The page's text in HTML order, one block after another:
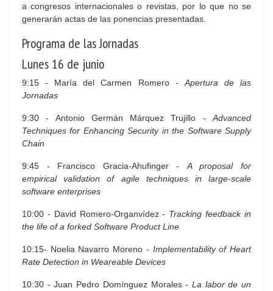
a congresos internacionales o revistas, por lo que no se
generarán actas de las ponencias presentadas.
Programa de las Jornadas
Lunes 16 de junio
9:15 - María del Carmen Romero - Apertura de las
Jornadas
9:30 - Antonio Germán Márquez Trujillo - Advanced
Techniques for Enhancing Security in the Software Supply
Chain
9:45 - Francisco Gracia-Ahufinger - A proposal for
empirical validation of agile techniques in large-scale
software enterprises
10:00 - David Romero-Organvídez - Tracking feedback in
the life of a forked Software Product Line
10:15- Noelia Navarro Moreno - Implementability of Heart
Rate Detection in Weareable Devices
10:30 - Juan Pedro Domínguez Morales - La labor de un